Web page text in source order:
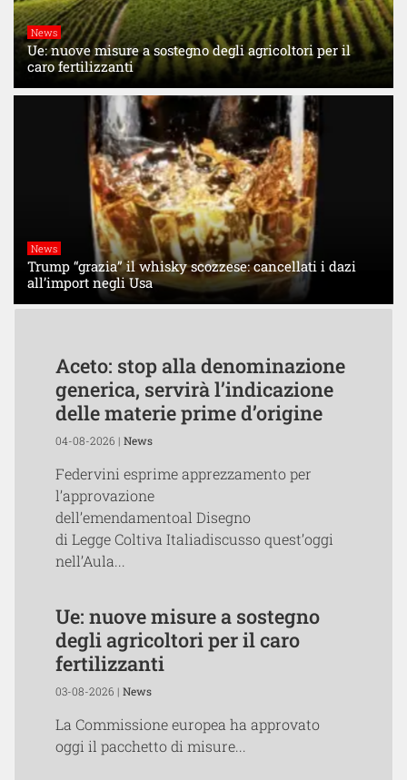
News
Ue: nuove misure a sostegno degli agricoltori per il
caro fertilizzanti
News
Trump “grazia” il whisky scozzese: cancellati i dazi
all’import negli Usa
Aceto: stop alla denominazione
generica, servirà l’indicazione
delle materie prime d’origine
04-08-2026 | News
Federvini esprime apprezzamento per
l’approvazione
dell’emendamentoal Disegno
di Legge Coltiva Italiadiscusso quest’oggi
nell’Aula...
Ue: nuove misure a sostegno
degli agricoltori per il caro
fertilizzanti
03-08-2026 | News
La Commissione europea ha approvato
oggi il pacchetto di misure...